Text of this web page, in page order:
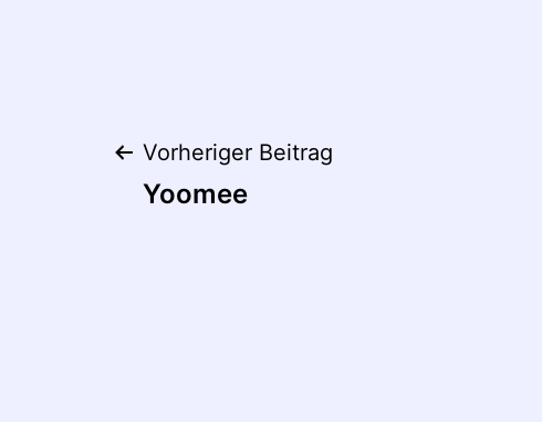
Beitragsnavigation
Vorheriger Beitrag
Yoomee